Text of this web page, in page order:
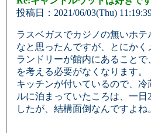
投稿日：2021/06/03(Thu)
ラスベガスでカジノの無いホ
なと思ったんですが、とにかく
ランドリーが館内にあることで
を考える必要がなくなります。
キッチンが付いているので、
ルに泊まっていたころは、一日
したが、結構面倒なんですよね